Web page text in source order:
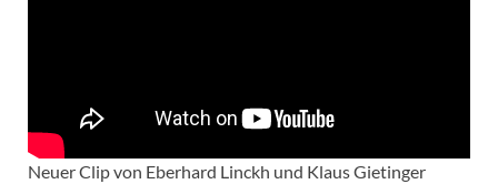
Neuer Clip von Eberhard Linckh und Klaus Gietinger